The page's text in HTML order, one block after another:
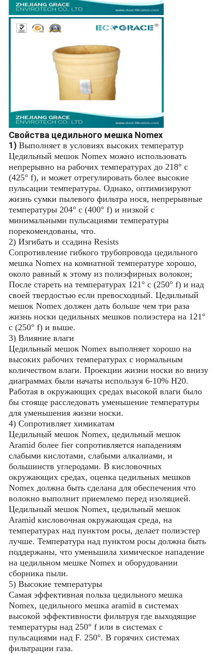
Свойства цедильного мешка Nomex
1) Выполняет в условиях высоких температур
Цедильный мешок Nomex можно использовать
непрерывно на рабочих температурах до 218° c
(425° f), и может отрегулировать более высокие
пульсации температуры. Однако, оптимизируют
жизнь сумки пылевого фильтра нося, непрерывные
температуры 204° c (400° f) и низкой с
минимальными пульсациями температуры
порекомендованы, что.
2) Изгибать и ссадина Resists
Сопротивление гибкого трубопровода цедильного
мешка Nomex на комнатной температуре хорошо,
около равный к этому из полиэфирных волокон;
После стареть на температурах 121° c (250° f) и над
своей твердостью если превосходный. Цедильный
мешок Nomex должен дать больше чем три раза
жизнь носки цедильных мешков полиэстера на 121°
c (250° f) и выше.
3) Влияние влаги
Цедильный мешок Nomex выполняет хорошо на
высоких рабочих температурах с нормальным
количеством влаги. Проекции жизни носки во внизу
диаграммах были начаты используя 6-10% H20.
Работая в окружающих средах высокой влаги было
бы стояще расследовать уменьшение температуры
для уменьшения жизни носки.
4) Сопротивляет химикатам
Цедильный мешок Nomex, цедильный мешок
Aramid более fier сопротивляется нападениям
слабыми кислотами, слабыми алкалиами, и
большинств углеродами. В кисловочных
окружающих средах, оценка цедильных мешков
Nomex должна быть сделана для обеспечения что
волокно выполнит приемлемо перед изоляцией.
Цедильный мешок Nomex, цедильный мешок
Aramid кисловочная окружающая среда, на
температурах над пунктом росы, делает полиэстер
лучше. Температура над пунктом росы должна быть
поддержаны, что уменьшила химическое нападение
на цедильном мешке Nomex и оборудовании
сборника пыли.
5) Высокие температуры
Самая эффективная польза цедильного мешка
Nomex, цедильного мешка aramid в системах
высокой эффективности фильтруя где выходящие
температуры над 250° f или в системах с
пульсациями над F. 250°. В горячих системах
фильтрации газа.